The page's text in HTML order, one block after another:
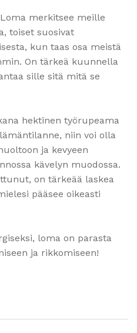
merkitsee meille
toiset suosivat
kun taas osa meistä
On tärkeä kuunnella
sille sitä mitä se
hektinen työrupeama
niin voi olla
ja kevyeen
kävelyn muodossa.
on tärkeää laskea
pääsee oikeasti
loma on parasta
ja rikkomiseen!